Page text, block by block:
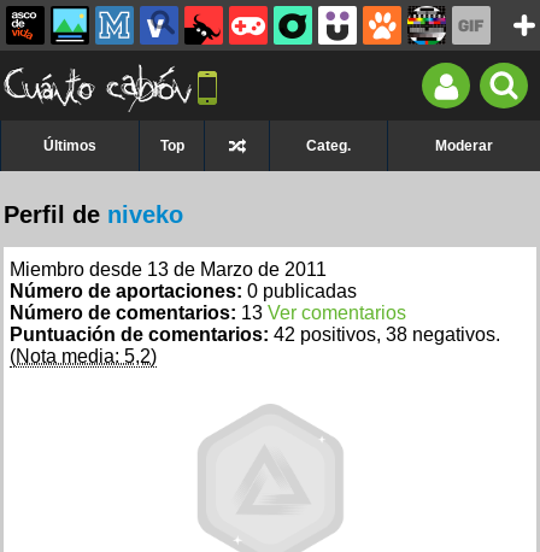
Últimos Top Categ. Moderar
Perfil de niveko
Miembro desde 13 de Marzo de 2011
Número de aportaciones: 0 publicadas
Número de comentarios: 13 Ver comentarios
Puntuación de comentarios: 42 positivos, 38 negativos.
(Nota media: 5,2)